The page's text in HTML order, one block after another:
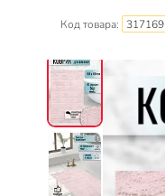
Код товара: 317169